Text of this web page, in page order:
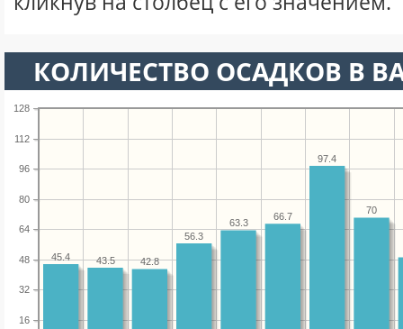
КОЛИЧЕСТВО ОСАДКОВ В
16
32
48
64
80
96
112
128
70
97.4
66.7
63.3
56.3
42.8
43.5
45.4